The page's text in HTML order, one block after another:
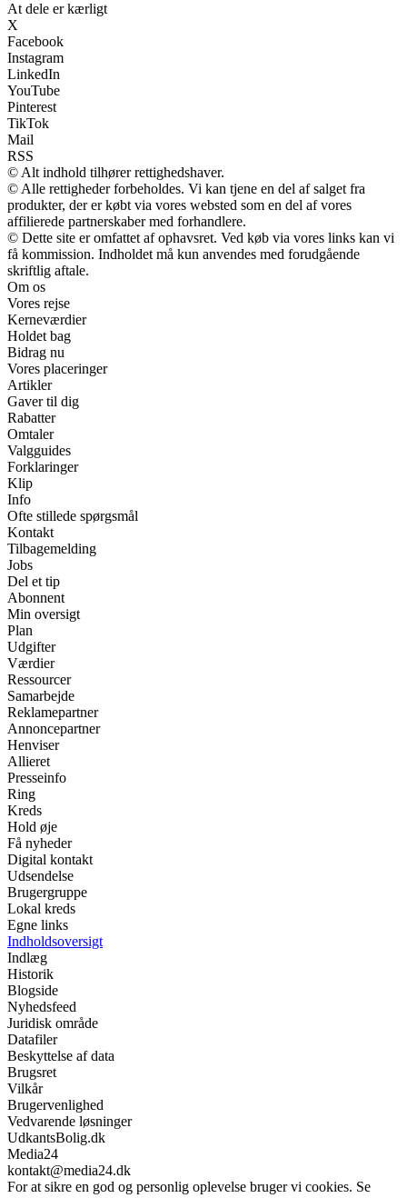
At dele er kærligt
X
Facebook
Instagram
LinkedIn
YouTube
Pinterest
TikTok
Mail
RSS
© Alt indhold tilhører rettighedshaver.
© Alle rettigheder forbeholdes. Vi kan tjene en del af salget fra
produkter, der er købt via vores websted som en del af vores
affilierede partnerskaber med forhandlere.
© Dette site er omfattet af ophavsret. Ved køb via vores links kan vi
få kommission. Indholdet må kun anvendes med forudgående
skriftlig aftale.
Om os
Vores rejse
Kerneværdier
Holdet bag
Bidrag nu
Vores placeringer
Artikler
Gaver til dig
Rabatter
Omtaler
Valgguides
Forklaringer
Klip
Info
Ofte stillede spørgsmål
Kontakt
Tilbagemelding
Jobs
Del et tip
Abonnent
Min oversigt
Plan
Udgifter
Værdier
Ressourcer
Samarbejde
Reklamepartner
Annoncepartner
Henviser
Allieret
Presseinfo
Ring
Kreds
Hold øje
Få nyheder
Digital kontakt
Udsendelse
Brugergruppe
Lokal kreds
Egne links
Indholdsoversigt
Indlæg
Historik
Blogside
Nyhedsfeed
Juridisk område
Datafiler
Beskyttelse af data
Brugsret
Vilkår
Brugervenlighed
Vedvarende løsninger
UdkantsBolig.dk
Media24
kontakt@media24.dk
For at sikre en god og personlig oplevelse bruger vi cookies. Se